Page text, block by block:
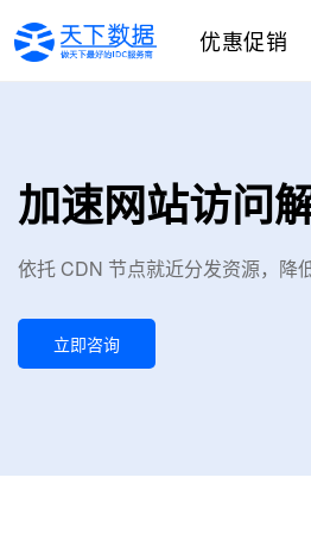
优惠促销
加速网站访问
依托 CDN 节点就近分发资源，降
立即咨询